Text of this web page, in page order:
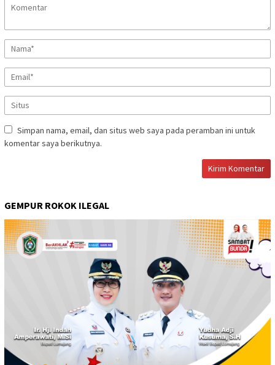
Simpan nama, email, dan situs web saya pada peramban ini untuk
komentar saya berikutnya.
GEMPUR ROKOK ILEGAL